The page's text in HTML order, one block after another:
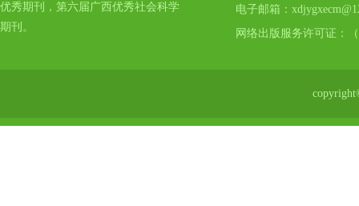
优秀期刊，第六届广西优秀社会科学
期刊。
电子邮箱：
网络出版服务许可证：